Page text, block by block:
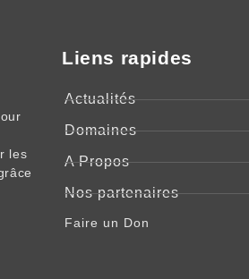
les
Liens rapides
Actualités
Domaines
A Propos
Nos partenaires
Faire un Don